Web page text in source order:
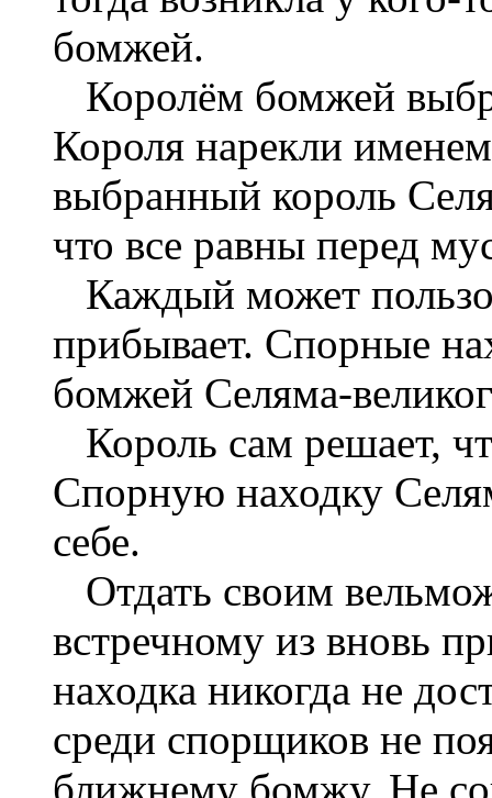
бомжей.
Королём бомжей
Короля нарекли
выбранный король
что все равны перед
Каждый может
прибывает. Спорные
бомжей Селяма-
Король сам решает,
Спорную находку
себе.
Отдать своим
встречному из вновь
находка никогда не
среди спорщиков не